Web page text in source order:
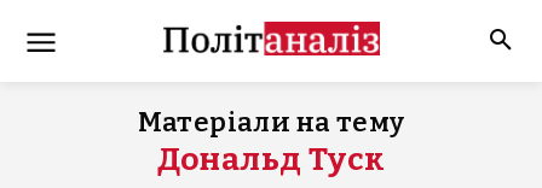
Матеріали на тему
Дональд Туск